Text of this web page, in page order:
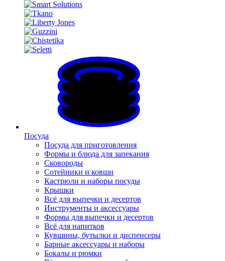
Посуда
Посуда для приготовления
Формы и блюда для запекания
Сковороды
Сотейники и ковши
Кастрюли и наборы посуды
Крышки
Всё для выпечки и десертов
Инструменты и аксессуары
Формы для выпечки и десертов
Всё для напитков
Кувшины, бутылки и диспенсеры
Барные аксессуары и наборы
Бокалы и рюмки